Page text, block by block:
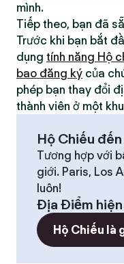
mình.
Tiếp theo, bạn đã
Trước khi bạn bắt
dụng tính năng Hộ
bao đăng ký của
phép bạn thay đổi
thành viên ở một
Hộ Chiếu
Tương hợp với
giới. Paris, Los
luôn!
Địa Điểm
Hộ Chiếu là